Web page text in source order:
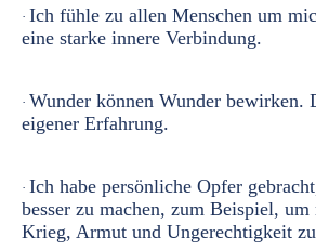
· Ich fühle zu allen Menschen um
eine starke innere Verbindung.
· Wunder können Wunder bewirken.
eigener Erfahrung.
· Ich habe persönliche Opfer
besser zu machen, zum Beispiel,
Krieg, Armut und Ungerechtigkeit